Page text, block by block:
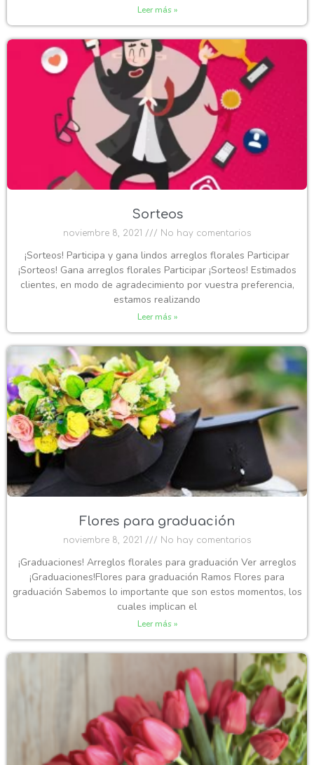
Leer más »
Sorteos
noviembre 8, 2021 No hay comentarios
¡Sorteos! Participa y gana lindos arreglos florales Participar
¡Sorteos! Gana arreglos florales Participar ¡Sorteos! Estimados
clientes, en modo de agradecimiento por vuestra preferencia,
estamos realizando
Leer más »
Flores para graduación
noviembre 8, 2021 No hay comentarios
¡Graduaciones! Arreglos florales para graduación Ver arreglos
¡Graduaciones!Flores para graduación Ramos Flores para
graduación Sabemos lo importante que son estos momentos, los
cuales implican el
Leer más »